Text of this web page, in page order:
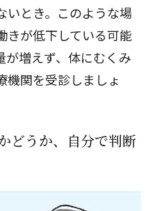
いとき。このような場
きが低下している可能
が増えず、体にむくみ
機関を受診しましょ
どうか、自分で判断